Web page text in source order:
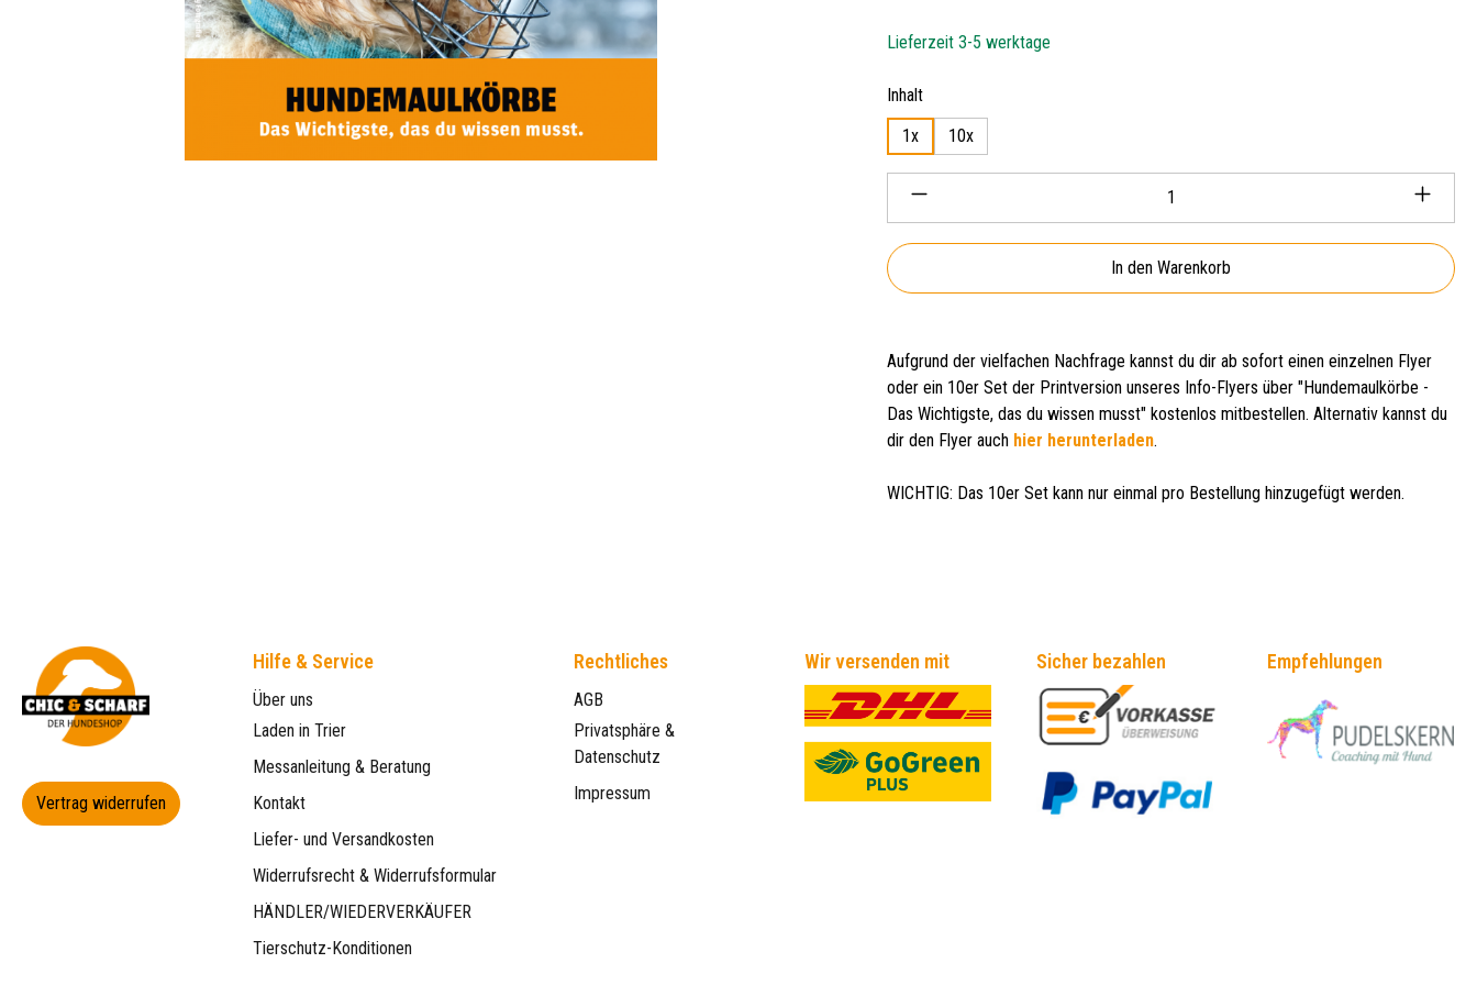
Lieferzeit 3-5 werktage
Inhaltauswählen
1x
10x
Produkt Anzahl: Gib den gewünschten Wert ein oder
In den Warenkorb
Aufgrund der vielfachen Nachfrage kannst du dir ab sofort einen einzelnen Flyer
oder ein 10er Set der Printversion unseres Info-Flyers über "Hundemaulkörbe -
Das Wichtigste, das du wissen musst" kostenlos mitbestellen. Alternativ kannst du
dir den Flyer auch hier herunterladen.
WICHTIG: Das 10er Set kann nur einmal pro Bestellung hinzugefügt werden.
Vertrag widerrufen
Hilfe & Service
Über uns
Laden in Trier
Messanleitung & Beratung
Kontakt
Liefer- und Versandkosten
Widerrufsrecht & Widerrufsformular
HÄNDLER/WIEDERVERKÄUFER
Tierschutz-Konditionen
Rechtliches
AGB
Privatsphäre &
Datenschutz
Impressum
Wir versenden mit Sicher bezahlen Empfehlungen